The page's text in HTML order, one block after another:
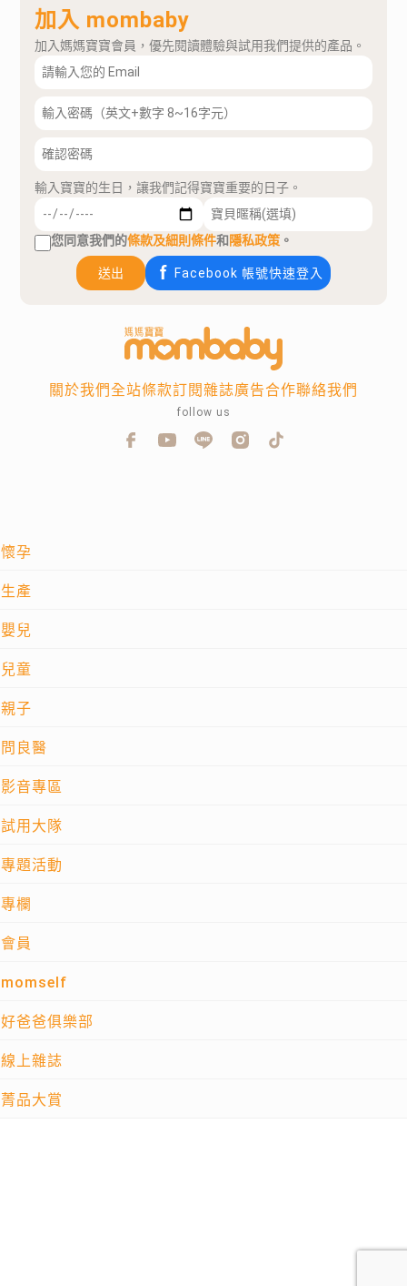
加入 mombaby
加入媽媽寶寶會員，優先閱讀體驗與試用我們提供的產品。
輸入寶寶的生日，讓我們記得寶寶重要的日子。
您同意我們的條款及細則條件和隱私政策 。
送出 Facebook 帳號快速登入
懷孕
生產
嬰兒
兒童
親子
問良醫
影音專區
試用大隊
專題活動
專欄
會員
momself
好爸爸俱樂部
線上雜誌
菁品大賞
關於我們全站條款訂閱雜誌廣告合作聯絡我們
follow us